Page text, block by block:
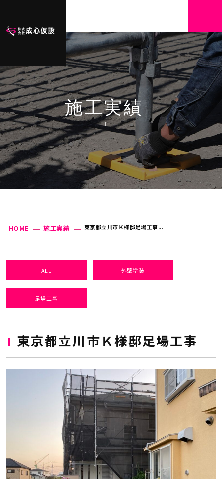
施工実績
Ï
HOME 施工実績 東京都立川市Ｋ様邸足場工事...
ALL 外壁塗装
足場工事
東京都立川市Ｋ様邸足場工事